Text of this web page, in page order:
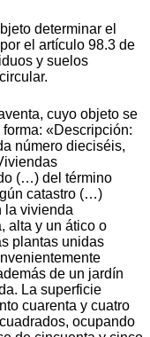
determinar el
el artículo 98.3 de
y suelos
cuyo objeto se
«Descripción:
número dieciséis,
(…) del término
catastro (…)
la vivienda
alta y un ático o
plantas unidas
de un jardín
La superficie
cuarenta y cuatro
ocupando